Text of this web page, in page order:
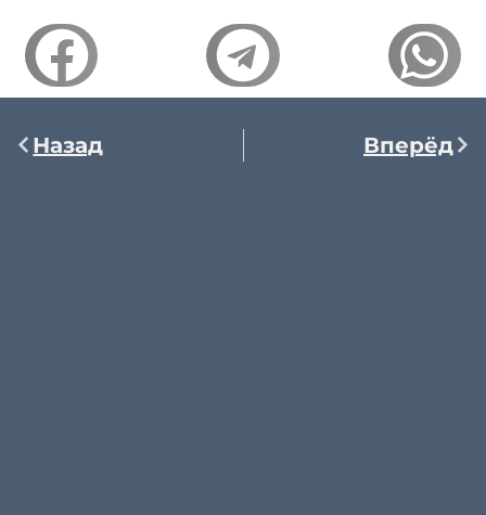
Назад Вперёд